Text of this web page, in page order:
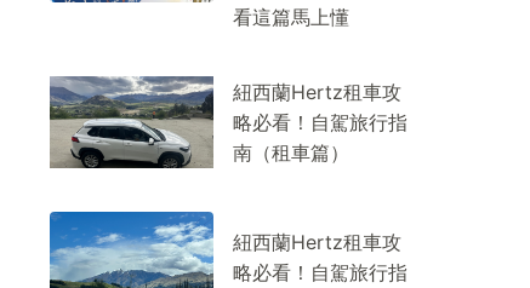
看這篇馬上懂
紐西蘭Hertz租車攻
略必看！自駕旅行指
南（租車篇）
紐西蘭Hertz租車攻
略必看！自駕旅行指